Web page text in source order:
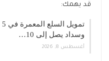
قد يهمك:
وسداد يصل إلى 10…
أغسطس 8, 2026